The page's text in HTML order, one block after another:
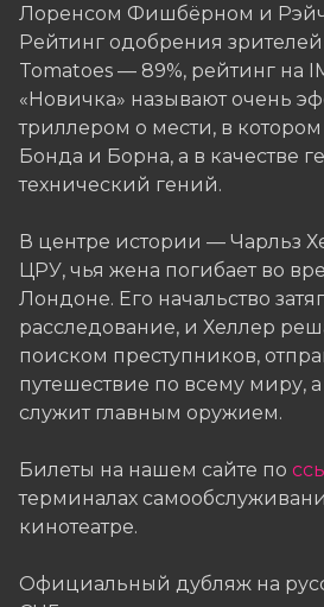
Лоренсом Фишбёрном и
Рейтинг одобрения
Tomatoes — 89%, рейтинг на
«Новичка» называют очень
триллером о мести, в
Бонда и Борна, а в качестве
технический гений.
В центре истории — Чарльз
ЦРУ, чья жена погибает во
Лондоне. Его начальство
расследование, и Хеллер
поиском преступников,
путешествие по всему миру, а
служит главным оружием.
Билеты на нашем сайте по
терминалах
кинотеатре.
Официальный дубляж на